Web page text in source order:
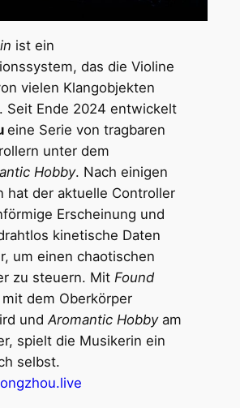
ist ein
das die Violine
vielen Klangobjekten
Seit Ende 2024 entwickelt
eine Serie von tragbaren
unter dem
Hobby. Nach einigen
hat der aktuelle Controller
Erscheinung und
kinetische Daten
um einen chaotischen
zu steuern. MitFound
mit dem Oberkörper
undAromantic Hobbyam
spielt die Musikerin ein
selbst.